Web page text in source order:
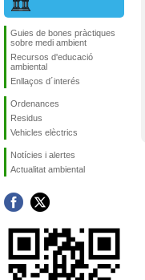
Guies de bones pràctiques
sobre medi ambient
Recursos d'educació
ambiental
Enllaços d´interés
Ordenances
Residus
Vehicles elèctrics
Notícies i alertes
Actualitat ambiental